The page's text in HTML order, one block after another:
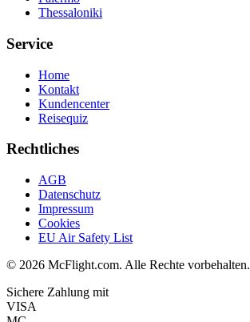
Thessaloniki
Service
Home
Kontakt
Kundencenter
Reisequiz
Rechtliches
AGB
Datenschutz
Impressum
Cookies
EU Air Safety List
© 2026 McFlight.com. Alle Rechte vorbehalten.
Sichere Zahlung mit
VISA